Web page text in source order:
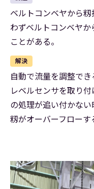
ベルトコンベヤから
わずベルトコンベヤ
ことがある。
解決
自動で流量を調整で
レベルセンサを取り
の処理が追い付かない
籾がオーバーフローす